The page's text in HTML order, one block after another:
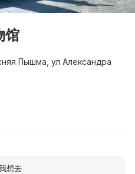
馆
Пышма, ул Александра
想去